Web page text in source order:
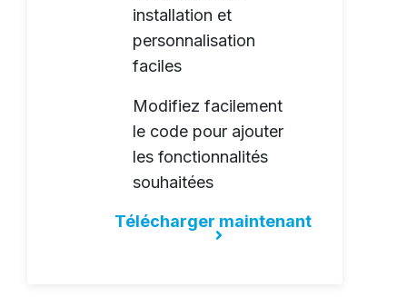
installation et
personnalisation
faciles
Modifiez facilement
le code pour ajouter
les fonctionnalités
souhaitées
Télécharger maintenant